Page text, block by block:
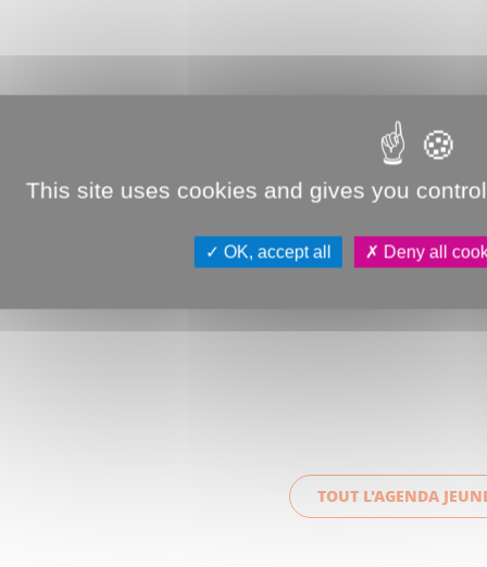
TOUT L'AGENDA
This site uses cookies and gives you
OK, accept all Deny all